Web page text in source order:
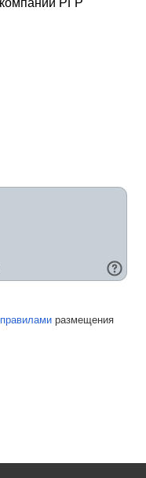
правилами размещения